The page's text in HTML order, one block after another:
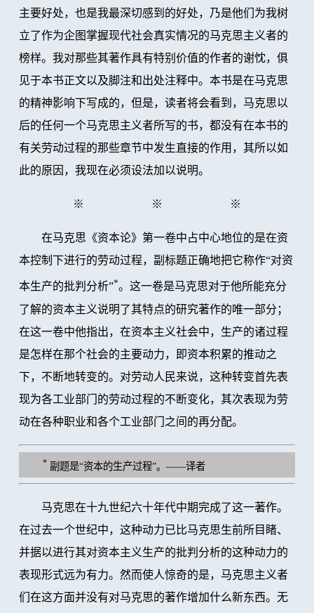
主要好处，也是我最深切感到的好处，乃是他们为我树
立了作为企图掌握现代社会真实情况的马克思主义者的
榜样。我对那些其著作具有特别价值的作者的谢忱，俱
见于本书正文以及脚注和出处注释中。本书是在马克思
的精神影响下写成的，但是，读者将会看到，马克思以
后的任何一个马克思主义者所写的书，都没有在本书的
有关劳动过程的那些章节中发生直接的作用，其所以如
此的原因，我现在必须设法加以说明。
※ ※ ※
在马克思《资本论》第一卷中占中心地位的是在资
本控制下进行的劳动过程，副标题正确地把它称作“对资
本生产的批判分析”*。这一卷是马克思对于他所能充分
了解的资本主义说明了其特点的研究著作的唯一部分；
在这一卷中他指出，在资本主义社会中，生产的诸过程
是怎样在那个社会的主要动力，即资本积累的推动之
下，不断地转变的。对劳动人民来说，这种转变首先表
现为各工业部门的劳动过程的不断变化，其次表现为劳
动在各种职业和各个工业部门之间的再分配。
* 副题是“资本的生产过程”。——译者
马克思在十九世纪六十年代中期完成了这一著作。
在过去一个世纪中，这种动力已比马克思生前所目睹、
并据以进行其对资本主义生产的批判分析的这种动力的
表现形式远为有力。然而使人惊奇的是，马克思主义者
们在这方面并没有对马克思的著作增加什么新东西。无